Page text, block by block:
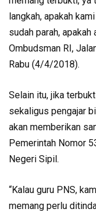
langkah, apakah
sudah parah,
Ombudsman RI,
Rabu (4/4/2018).
Selain itu, jika
sekaligus pengajar
akan memberikan
Pemerintah Nomor
Negeri Sipil.
“Kalau guru PNS,
memang perlu